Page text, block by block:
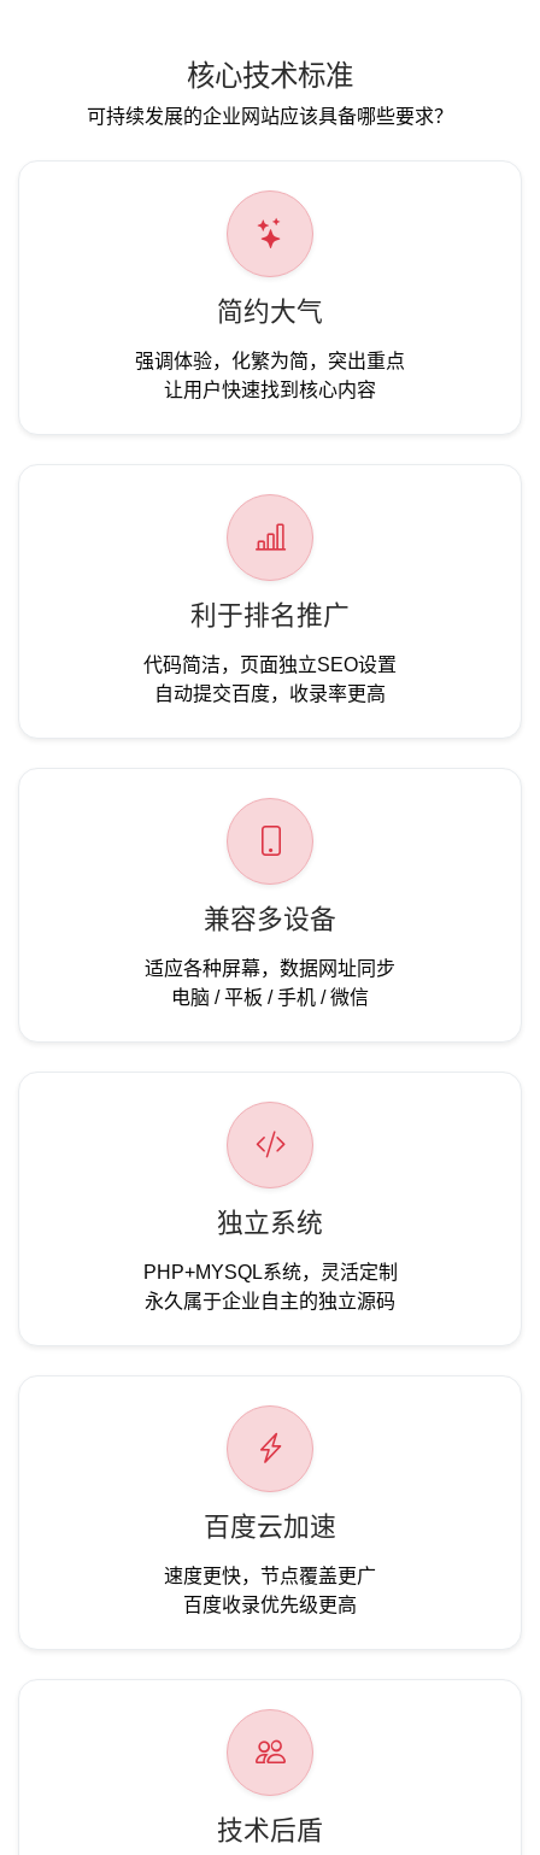
核心技术标准
可持续发展的企业网站应该具备哪些要求？
简约大气
强调体验，化繁为简，突出重点
让用户快速找到核心内容
利于排名推广
代码简洁，页面独立SEO设置
自动提交百度，收录率更高
兼容多设备
适应各种屏幕，数据网址同步
电脑 / 平板 / 手机 / 微信
独立系统
PHP+MYSQL系统，灵活定制
永久属于企业自主的独立源码
百度云加速
速度更快，节点覆盖更广
百度收录优先级更高
技术后盾